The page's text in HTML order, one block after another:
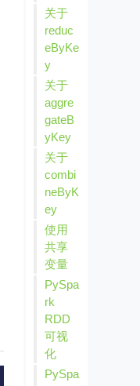
关于
reduc
eByKe
y
关于
aggre
gateB
yKey
关于
combi
neByK
ey
使用
共享
变量
PySpa
rk
RDD
可视
化
PySpa